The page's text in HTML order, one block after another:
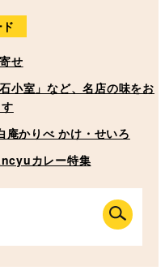
せ
小室」など、名店の味をお
庵かりべ かけ・せいろ
カレー特集